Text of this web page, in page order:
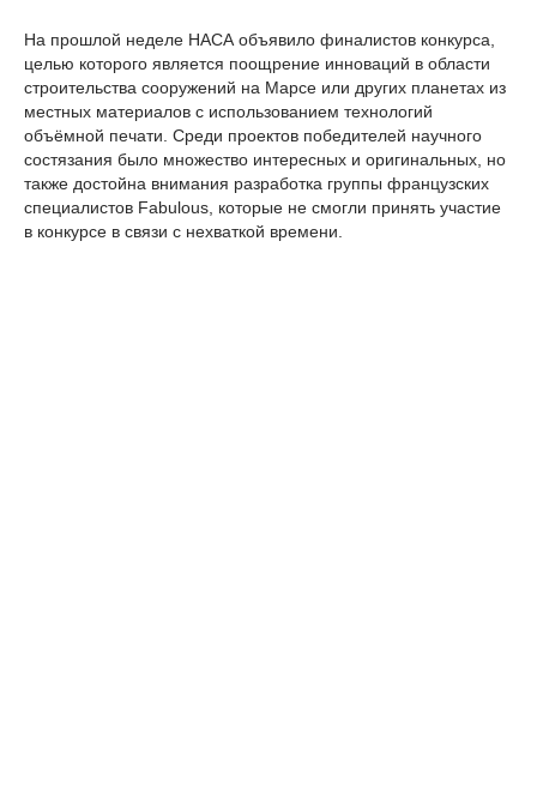
На прошлой неделе НАСА объявило финалистов конкурса,
целью которого является поощрение инноваций в области
строительства сооружений на Марсе или других планетах из
местных материалов с использованием технологий
объёмной печати. Среди проектов победителей научного
состязания было множество интересных и оригинальных, но
также достойна внимания разработка группы французских
специалистов Fabulous, которые не смогли принять участие
в конкурсе в связи с нехваткой времени.